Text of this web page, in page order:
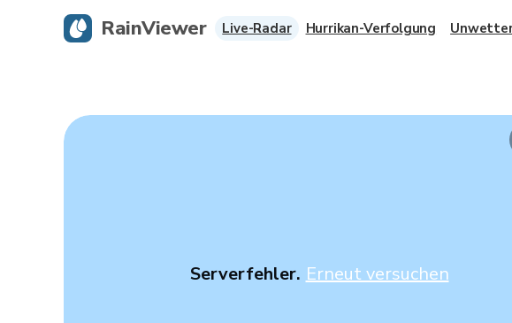
Serverfehler. Erneut versuchen
RainViewer Live-Radar Hurrikan-Verfolgung